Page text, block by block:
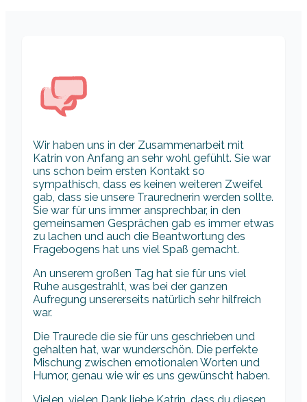
Wir haben uns in der Zusammenarbeit mit
Katrin von Anfang an sehr wohl gefühlt. Sie war
uns schon beim ersten Kontakt so
sympathisch, dass es keinen weiteren Zweifel
gab, dass sie unsere Traurednerin werden sollte.
Sie war für uns immer ansprechbar, in den
gemeinsamen Gesprächen gab es immer etwas
zu lachen und auch die Beantwortung des
Fragebogens hat uns viel Spaß gemacht.
An unserem großen Tag hat sie für uns viel
Ruhe ausgestrahlt, was bei der ganzen
Aufregung unsererseits natürlich sehr hilfreich
war.
Die Traurede die sie für uns geschrieben und
gehalten hat, war wunderschön. Die perfekte
Mischung zwischen emotionalen Worten und
Humor, genau wie wir es uns gewünscht haben.